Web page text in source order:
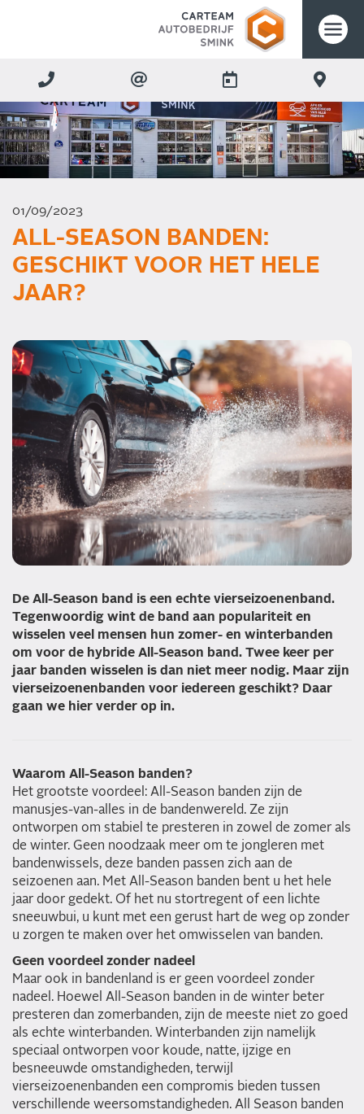
01/09/2023
ALL-SEASON BANDEN:
GESCHIKT VOOR HET HELE
JAAR?
De All-Season band is een echte vierseizoenenband.
Tegenwoordig wint de band aan populariteit en
wisselen veel mensen hun zomer- en winterbanden
om voor de hybride All-Season band. Twee keer per
jaar banden wisselen is dan niet meer nodig. Maar zijn
vierseizoenenbanden voor iedereen geschikt? Daar
gaan we hier verder op in.
Waarom All-Season banden?
Het grootste voordeel: All-Season banden zijn de
manusjes-van-alles in de bandenwereld. Ze zijn
ontworpen om stabiel te presteren in zowel de zomer als
de winter. Geen noodzaak meer om te jongleren met
bandenwissels, deze banden passen zich aan de
seizoenen aan. Met All-Season banden bent u het hele
jaar door gedekt. Of het nu stortregent of een lichte
sneeuwbui, u kunt met een gerust hart de weg op zonder
u zorgen te maken over het omwisselen van banden.
Geen voordeel zonder nadeel
Maar ook in bandenland is er geen voordeel zonder
nadeel. Hoewel All-Season banden in de winter beter
presteren dan zomerbanden, zijn de meeste niet zo goed
als echte winterbanden. Winterbanden zijn namelijk
speciaal ontworpen voor koude, natte, ijzige en
besneeuwde omstandigheden, terwijl
vierseizoenenbanden een compromis bieden tussen
verschillende weersomstandigheden. All Season banden